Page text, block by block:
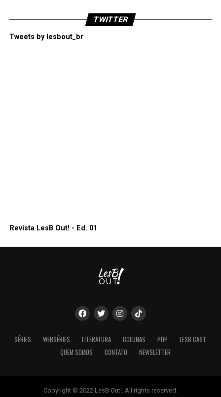
TWITTER
Tweets by lesbout_br
Revista LesB Out! - Ed. 01
SÉRIES WEBSÉRIES LITERATURA COLUNAS POP
LESB CAST
QUEM SOMOS
CONTATO NEWSLETTER
Copyright © 2022 LesB Out!. All rights reserved.